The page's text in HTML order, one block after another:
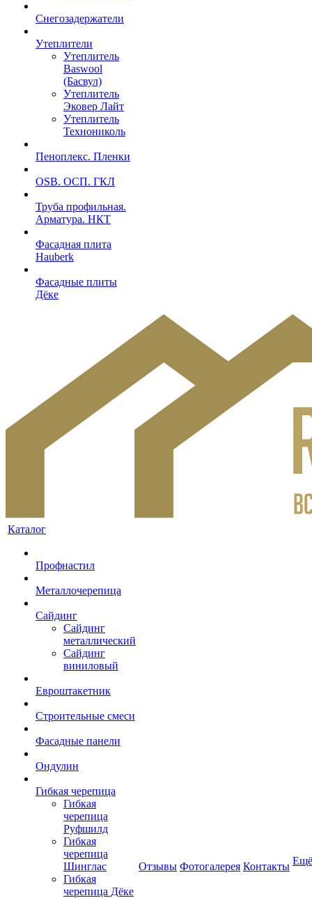
Снегозадержатели
Утеплители
Утеплитель
Baswool
(Басвул)
Утеплитель
Эковер Лайт
Утеплитель
Технониколь
Пеноплекс. Пленки
OSB. ОСП. ГКЛ
Труба профильная.
Арматура. НКТ
Фасадная плита
Hauberk
Фасадные плиты
Дёке
Каталог
Профнастил
Металлочерепица
Сайдинг
Сайдинг
металлический
Сайдинг
виниловый
Евроштакетник
Строительные смеси
Фасадные панели
Ондулин
Гибкая черепица
Гибкая
черепица
Руфшилд
Гибкая
черепица
Шинглас
Гибкая
черепица Дёке
Отзывы Фотогалерея Контакты Ещё